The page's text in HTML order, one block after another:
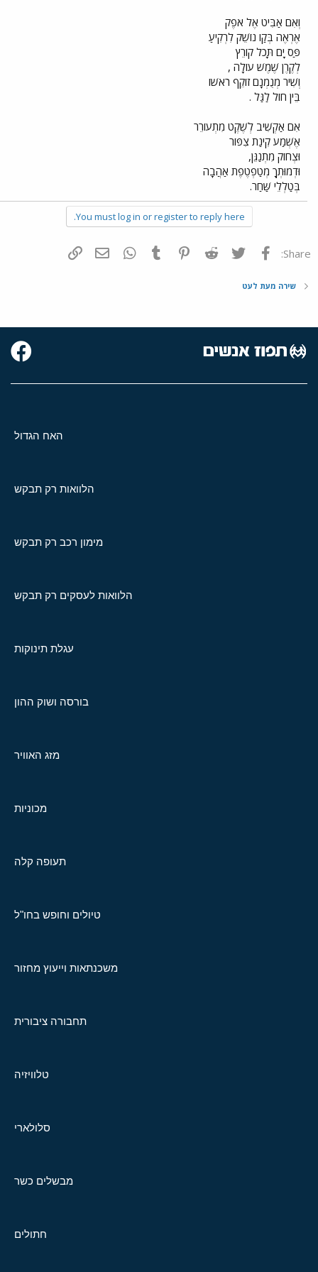
וְאִם אַבִּיט אֶל אֹפֶק
אֶרְאֶה בְּקַו נוֹשֵׁק לִרְקִיעַ
פַּס יָם תָּכֹל קוֹרֵץ
לְקֶרֶן שֶׁמֶשׁ עוֹלָה ,
וְשִׁיר מְנֻמְנָם זוֹקֵף רֹאשׁוֹ
בֵּין חוֹל לַגַּל .
אִם אַקְשִׁיב לְשֶׁקֶט מִתְעוֹרֵר
אֶשְׁמַע קִינַת צִפּוֹר
וּצְחוֹק מִתְנַגֵּן,
וּדְמוּתְךָ מְטַפְטֶפֶת אַהֲבָה
בְּטַלְלֵי שַּׁחַר.
You must log in or register to reply here.
Share: פייסבוק Twitter
Reddit
Pinterest
Tumblr
WhatsAppדואר אלקטרוני
שירה מעת לעט
האח הגדול
הלוואות רק תבקש
מימון רכב רק תבקש
הלוואות לעסקים רק תבקש
עגלת תינוקות
בורסה ושוק ההון
מזג האוויר
מכוניות
תעופה קלה
טיולים וחופש בחו"ל
משכנתאות וייעוץ מחזור
תחבורה ציבורית
טלוויזיה
סלולארי
מבשלים כשר
חתולים